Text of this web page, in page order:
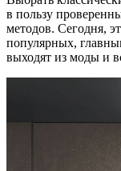
в пользу
методов. Сегодня,
популярных,
выходят из моды и